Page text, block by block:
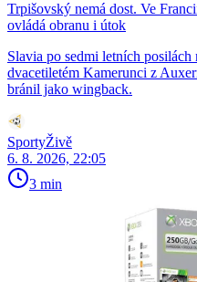
Trpišovský nemá dost. Ve
ovládá obranu i útok
Slavia po sedmi letních
dvacetiletém Kamerunci z
bránil jako wingback.
SportyŽivě
6. 8. 2026, 22:05
3 min